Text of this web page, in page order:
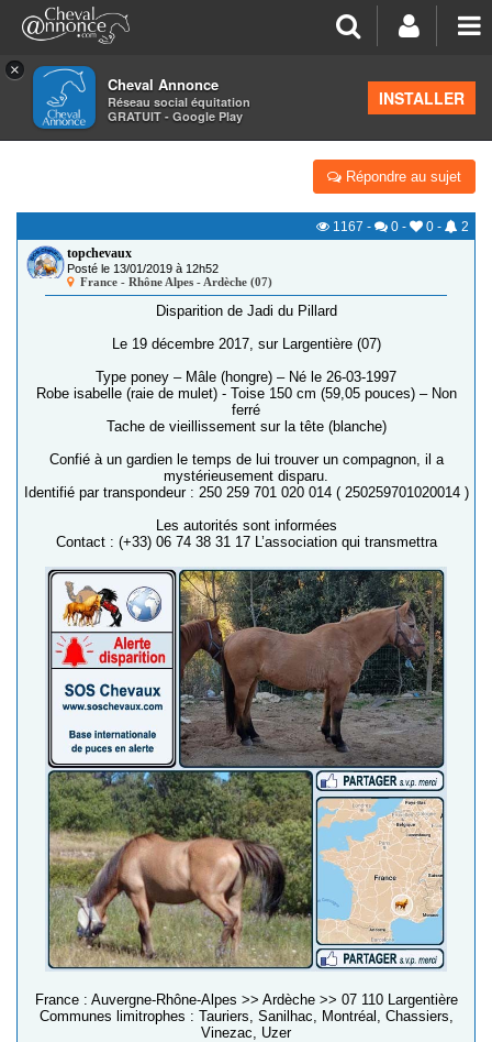
×
Cheval Annonce
Réseau social équitation
GRATUIT - Google Play
INSTALLER
>Petites annonces>Alertes aux chevaux volés
07 110 [DISPARU] JADI DU PILLARD
Répondre au sujet
1167 - 0 - 0 -
2
topchevaux
Posté le 13/01/2019 à 12h52
France - Rhône Alpes - Ardèche (07)
Disparition de Jadi du Pillard
Le 19 décembre 2017, sur Largentière (07)
Type poney – Mâle (hongre) – Né le 26-03-1997
Robe isabelle (raie de mulet) - Toise 150 cm (59,05 pouces) – Non
ferré
Tache de vieillissement sur la tête (blanche)
Confié à un gardien le temps de lui trouver un compagnon, il a
mystérieusement disparu.
Identifié par transpondeur : 250 259 701 020 014 ( 250259701020014 )
Les autorités sont informées
Contact : (+33) 06 74 38 31 17 L’association qui transmettra
France : Auvergne-Rhône-Alpes >> Ardèche >> 07 110 Largentière
Communes limitrophes : Tauriers, Sanilhac, Montréal, Chassiers,
Vinezac, Uzer